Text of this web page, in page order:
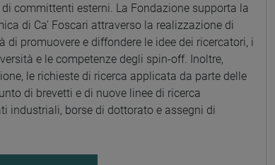
committenti esterni. La Fondazione supporta la
di Ca’ Foscari attraverso la realizzazione di
promuovere e diffondere le idee dei ricercatori, i
e le competenze degli spin-off. Inoltre,
le richieste di ricerca applicata da parte delle
di brevetti e di nuove linee di ricerca
industriali, borse di dottorato e assegni di